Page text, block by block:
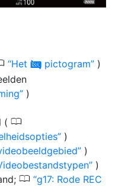
Het 0 pictogram
)
)
( 0
)
)
)
0 g17: Rode REC